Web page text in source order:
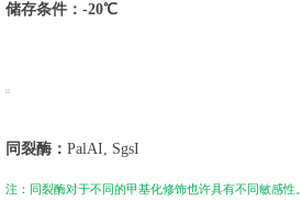
储存条件 ： -20℃
同裂酶： PalAI, SgsI
注：同裂酶对于不同的甲基化修饰也许具有不同敏感性。